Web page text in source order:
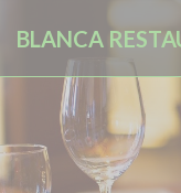
BLANCA